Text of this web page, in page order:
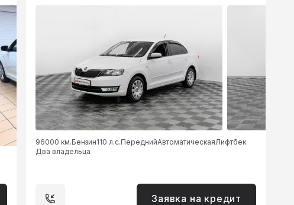
96000 км.Бензин110 л.с.ПереднийАвтоматическаяЛифтбек
Два владельца
Заявка на кредит